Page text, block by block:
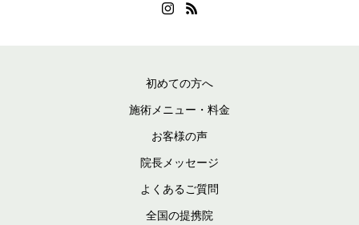
初めての方へ
施術メニュー・料金
お客様の声
院長メッセージ
よくあるご質問
全国の提携院